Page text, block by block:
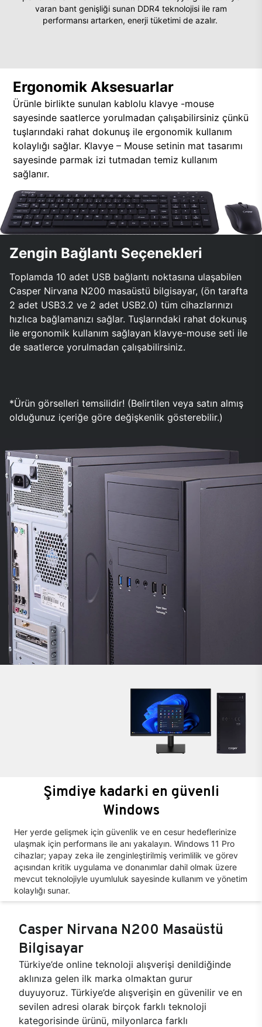
varan bant genişliği sunan DDR4 teknolojisi ile ram
performansı artarken, enerji tüketimi de azalır.
Ergonomik Aksesuarlar
Ürünle birlikte sunulan kablolu klavye -mouse
sayesinde saatlerce yorulmadan çalışabilirsiniz çünkü
tuşlarındaki rahat dokunuş ile ergonomik kullanım
kolaylığı sağlar. Klavye – Mouse setinin mat tasarımı
sayesinde parmak izi tutmadan temiz kullanım
sağlanır.
Zengin Bağlantı Seçenekleri
Toplamda 10 adet USB bağlantı noktasına ulaşabilen
Casper Nirvana N200 masaüstü bilgisayar, (ön tarafta
2 adet USB3.2 ve 2 adet USB2.0) tüm cihazlarınızı
hızlıca bağlamanızı sağlar. Tuşlarındaki rahat dokunuş
ile ergonomik kullanım sağlayan klavye-mouse seti ile
de saatlerce yorulmadan çalışabilirsiniz.
*Ürün görselleri temsilidir! (Belirtilen veya satın almış
olduğunuz içeriğe göre değişkenlik gösterebilir.)
Şimdiye kadarki en güvenli
Windows
Her yerde gelişmek için güvenlik ve en cesur hedeflerinize
ulaşmak için performans ile anı yakalayın. Windows 11 Pro
cihazlar; yapay zeka ile zenginleştirilmiş verimlilik ve görev
açısından kritik uygulama ve donanımlar dahil olmak üzere
mevcut teknolojiyle uyumluluk sayesinde kullanım ve yönetim
kolaylığı sunar.
Casper Nirvana N200 Masaüstü
Bilgisayar
Türkiye’de online teknoloji alışverişi denildiğinde
aklınıza gelen ilk marka olmaktan gurur
duyuyoruz. Türkiye’de alışverişin en güvenilir ve en
sevilen adresi olarak birçok farklı teknoloji
kategorisinde ürünü, milyonlarca farklı